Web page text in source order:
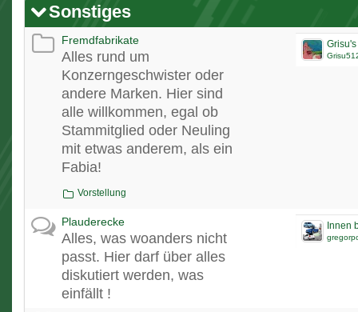
Sonstiges
Fremdfabrikate
Alles rund um
Konzerngeschwister oder
andere Marken. Hier sind
alle willkommen, egal ob
Stammitglied oder Neuling
mit etwas anderem, als ein
Fabia!
Vorstellung
Plauderecke
Alles, was woanders nicht
passt. Hier darf über alles
diskutiert werden, was
einfällt !
Innen